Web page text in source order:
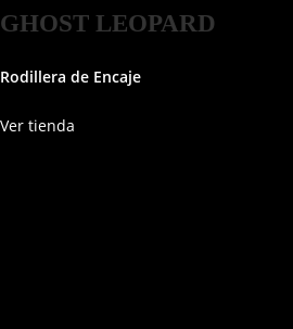
GHOST LEOPARD
Rodillera de Encaje
Ver tienda